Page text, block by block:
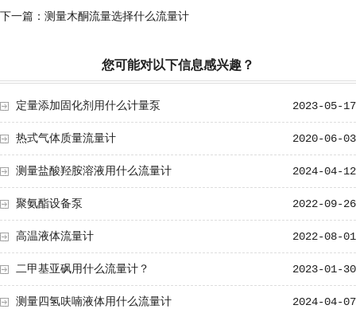
下一篇： 测量木酮流量选择什么流量计
您可能对以下信息感兴趣？
2023-05-17
定量添加固化剂用什么计量泵
2020-06-03
热式气体质量流量计
2024-04-12
测量盐酸羟胺溶液用什么流量计
2022-09-26
聚氨酯设备泵
2022-08-01
高温液体流量计
2023-01-30
二甲基亚砜用什么流量计？
2024-04-07
测量四氢呋喃液体用什么流量计